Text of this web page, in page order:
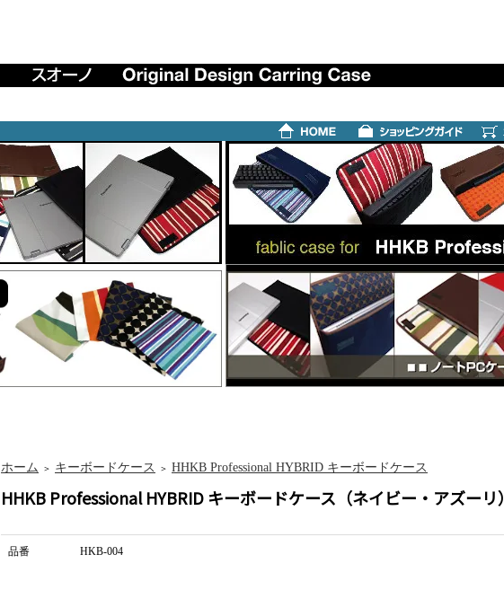
ホーム ＞ キーボードケース ＞ HHKB Professional HYBRID キーボードケース
HHKB Professional HYBRID キーボードケース（ネイビー・アズーリ）
品番 HKB-004